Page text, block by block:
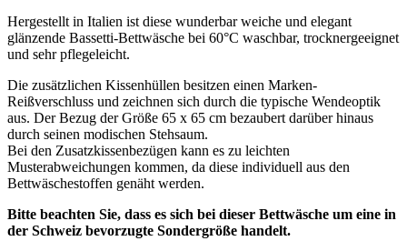
Hergestellt in Italien ist diese wunderbar weiche und elegant
glänzende Bassetti-Bettwäsche bei 60°C waschbar, trocknergeeignet
und sehr pflegeleicht.
Die zusätzlichen Kissenhüllen besitzen einen Marken-
Reißverschluss und zeichnen sich durch die typische Wendeoptik
aus. Der Bezug der Größe 65 x 65 cm bezaubert darüber hinaus
durch seinen modischen Stehsaum.
Bei den Zusatzkissenbezügen kann es zu leichten
Musterabweichungen kommen, da diese individuell aus den
Bettwäschestoffen genäht werden.
Bitte beachten Sie, dass es sich bei dieser Bettwäsche um eine in
der Schweiz bevorzugte Sondergröße handelt.